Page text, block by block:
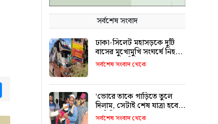
সর্বশেষ সংবাদ
ঢাকা-সিলেট মহাসড়কে দুটি
বাসের মুখোমুখি সংঘর্ষে নিহত
৯ জনের পরিচয় শনাক্ত
সর্বশেষ সংবাদ থেকে
‘ভোরে তাকে গাড়িতে তুলে
দিলাম, সেটাই শেষ যাত্রা হবে
ভাবিনি’
সর্বশেষ সংবাদ থেকে